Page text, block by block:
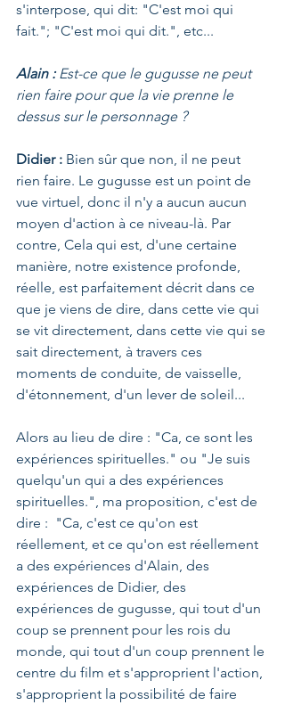
s'interpose, qui dit: "C'est moi qui
fait."; "C'est moi qui dit.", etc...
Alain : Est-ce que le gugusse ne peut
rien faire pour que la vie prenne le
dessus sur le personnage ?
Didier : Bien sûr que non, il ne peut
rien faire. Le gugusse est un point de
vue virtuel, donc il n'y a aucun aucun
moyen d'action à ce niveau-là. Par
contre, Cela qui est, d'une certaine
manière, notre existence profonde,
réelle, est parfaitement décrit dans ce
que je viens de dire, dans cette vie qui
se vit directement, dans cette vie qui se
sait directement, à travers ces
moments de conduite, de vaisselle,
d'étonnement, d'un lever de soleil...
Alors au lieu de dire : "Ca, ce sont les
expériences spirituelles." ou "Je suis
quelqu'un qui a des expériences
spirituelles.", ma proposition, c'est de
dire :  "Ca, c'est ce qu'on est
réellement, et ce qu'on est réellement
a des expériences d'Alain, des
expériences de Didier, des
expériences de gugusse, qui tout d'un
coup se prennent pour les rois du
monde, qui tout d'un coup prennent le
centre du film et s'approprient l'action,
s'approprient la possibilité de faire